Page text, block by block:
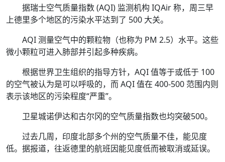
据瑞士空气质量指数 (AQI) 监测机构 IQAir 称，周三早
上德里多个地区的污染水平达到了 500 大关。
AQI 测量空气中的颗粒物（也称为 PM 2.5）水平。这些
微小颗粒可进入肺部并引起多种疾病。
根据世界卫生组织的指导方针，AQI 值等于或低于 100
的空气被认为是可以呼吸的，而 AQI 值在 400-500 范围内则
表示该地区的污染程度“严重”。
卫星城诺伊达和古尔冈的空气质量指数也均突破500。
过去几周，印度北部多个州的空气质量不佳，能见度
低。据报道，往返德里的航班因能见度低而被取消或延误。